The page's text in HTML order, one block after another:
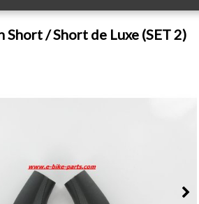
Short / Short de Luxe (SET 2)